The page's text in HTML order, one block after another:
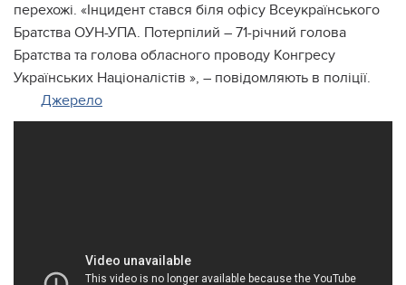
перехожі. «Інцидент стався біля офісу Всеукраїнського
Братства ОУН-УПА. Потерпілий – 71-річний голова
Братства та голова обласного проводу Конгресу
Українських Націоналістів », – повідомляють в поліції.
Джерело